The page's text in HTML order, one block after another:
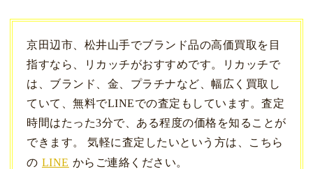
京田辺市、松井山手でブランド品の高価買取を目
指すなら、リカッチがおすすめです。リカッチで
は、ブランド、金、プラチナなど、幅広く買取し
ていて、無料でLINEでの査定もしています。査定
時間はたった3分で、ある程度の価格を知ることが
できます。 気軽に査定したいという方は、こちら
の LINE からご連絡ください。